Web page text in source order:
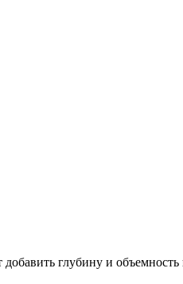
глубину и объемность